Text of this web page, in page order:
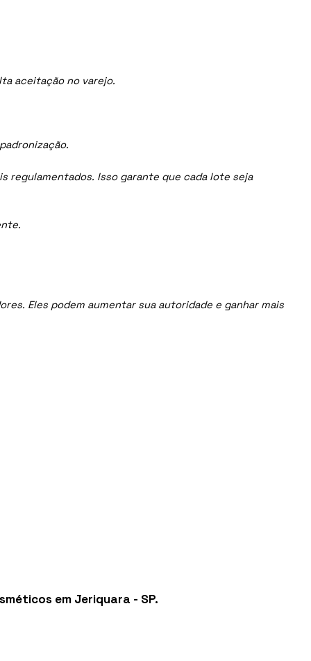
aceitação no varejo.
Isso garante que cada lote seja
Eles podem aumentar sua autoridade e ganhar mais
em Jeriquara - SP.